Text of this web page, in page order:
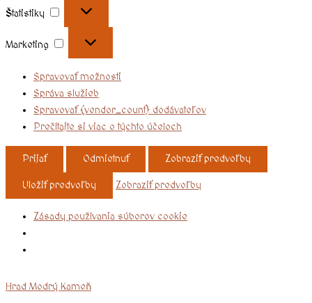
Štatistiky
Marketing
Spravovať možnosti
Správa služieb
Spravovať {vendor_count} dodávateľov
Prečítajte si viac o týchto účeloch
Prijať Odmietnuť Zobraziť predvoľby
Uložiť predvoľby Zobraziť predvoľby
Zásady používania súborov cookie
Hrad Modrý Kameň